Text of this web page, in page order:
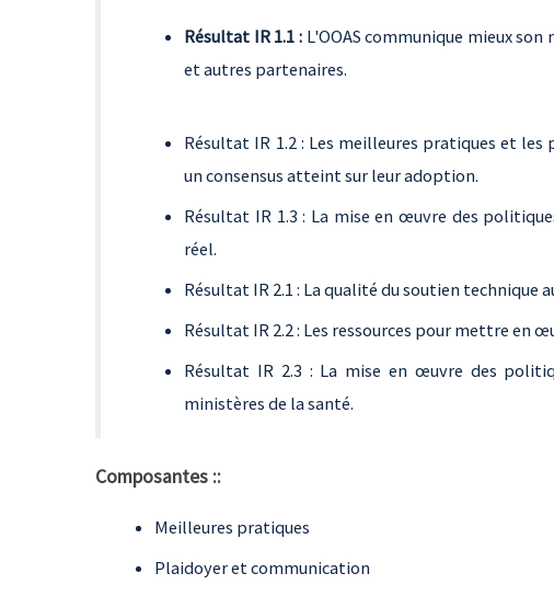
Résultat IR 1.1 : L'OOAS communique mieux
et autres partenaires.
Résultat IR 1.2 : Les meilleures pratiques et
un consensus atteint sur leur adoption.
Résultat IR 1.3 : La mise en œuvre des
réel.
Résultat IR 2.1 : La qualité du soutien technique
Résultat IR 2.2 : Les ressources pour mettre en
Résultat IR 2.3 : La mise en œuvre des
ministères de la santé.
Composantes ::
Meilleures pratiques
Plaidoyer et communication